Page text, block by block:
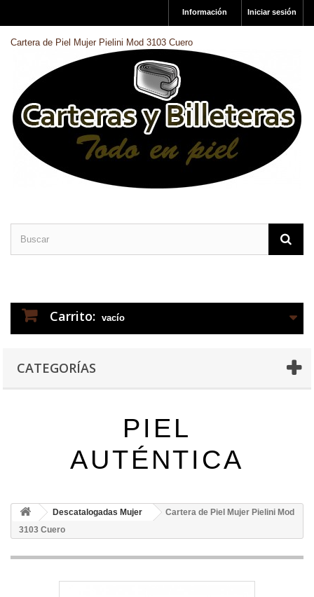
Iniciar sesión
Información
Cartera de Piel Mujer Pielini Mod 3103 Cuero
Carrito: vacío
CATEGORÍAS
PIEL
AUTÉNTICA
Descatalogadas Mujer
Cartera de Piel Mujer Pielini Mod
3103 Cuero